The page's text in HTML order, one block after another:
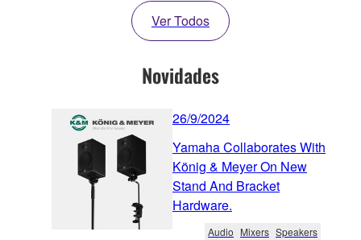
Ver Todos
Novidades
26/9/2024
Yamaha Collaborates With
König & Meyer On New
Stand And Bracket
Hardware.
Audio Mixers Speakers